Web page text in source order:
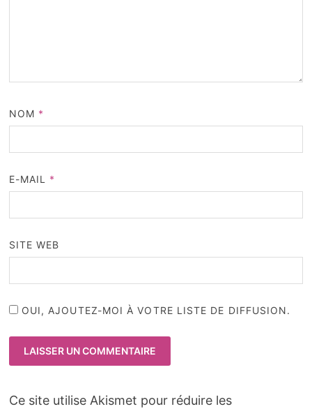
NOM *
E-MAIL *
SITE WEB
OUI, AJOUTEZ-MOI À VOTRE LISTE DE DIFFUSION.
Ce site utilise Akismet pour réduire les